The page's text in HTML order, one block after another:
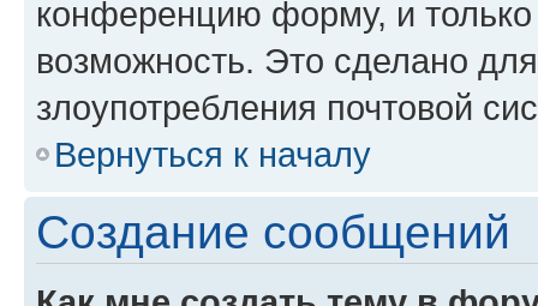
конференцию форму, и
возможность. Это сделано
злоупотребления почтовой
Вернуться к началу
Создание сообщений